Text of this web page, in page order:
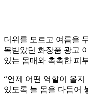
더위를 모르고 여름을
목받았던 화장품 광고
있는 몸매와 촉촉한 피
“언제 어떤 역할이 올
있도록 늘 몸을 다듬어